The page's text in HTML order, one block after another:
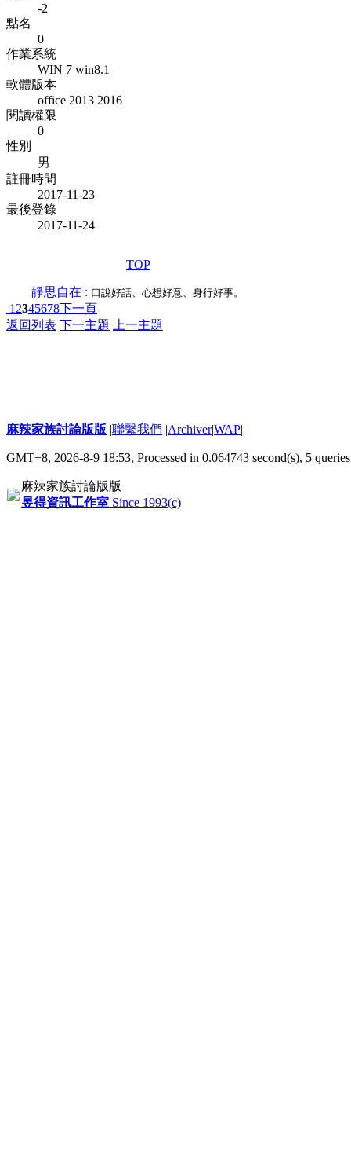
-2
點名
0
作業系統
WIN 7 win8.1
軟體版本
office 2013 2016
閱讀權限
0
性別
男
註冊時間
2017-11-23
最後登錄
2017-11-24
TOP
靜思自在 : 口說好話、心想好意、身行好事。
1 2345678下一頁
返回列表 下一主題 上一主題
麻辣家族討論版版 |聯繫我們 |Archiver|WAP|
GMT+8, 2026-8-9 18:53, Processed in 0.064743 second(s), 5
麻辣家族討論版版
昱得資訊工作室 Since 1993(c)